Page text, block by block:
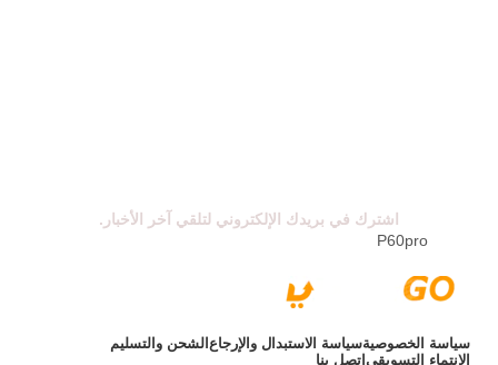
P60pro
اشترك في بريدك الإلكتروني لتلقي آخر الأخبار.
سياسة الخصوصيةسياسة الاستبدال والإرجاع الشحن والتسليم
الانتماء التسويقي اتصل بنا